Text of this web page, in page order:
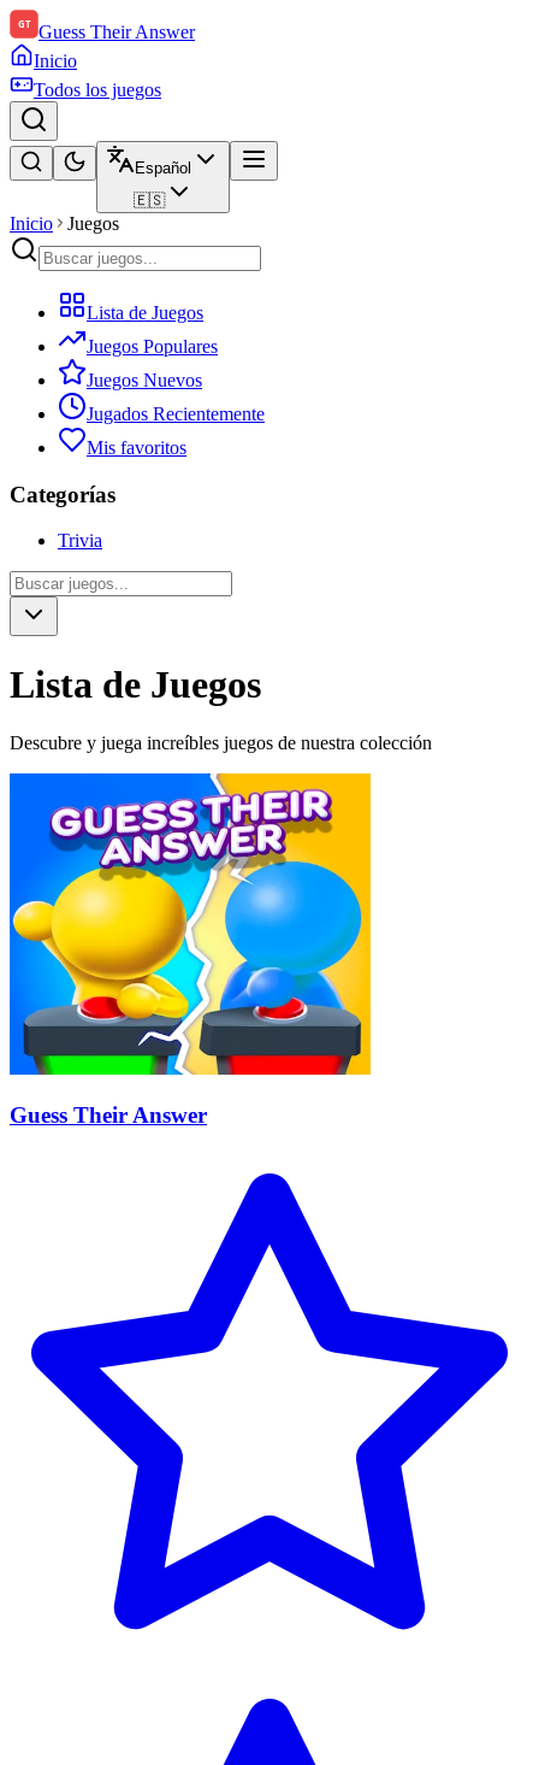
Guess Their Answer
Inicio
Todos los juegos
Español
🇪🇸
Inicio Juegos
Lista de Juegos
Juegos Populares
Juegos Nuevos
Jugados Recientemente
Mis favoritos
Categorías
Trivia
Lista de Juegos
Descubre y juega increíbles juegos de nuestra colección
Guess Their Answer